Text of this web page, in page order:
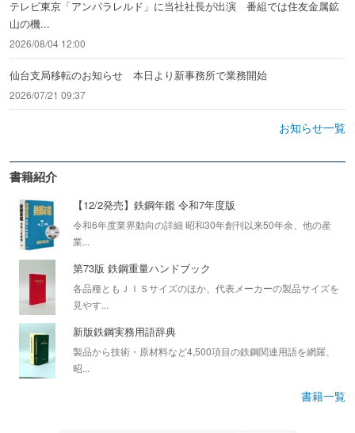
テレビ東京「アンパラレルド」に当社社長が出演 番組では住友金属鉱
山の機...
2026/08/04 12:00
仙台支局移転のお知らせ 本日より新事務所で業務開始
2026/07/21 09:37
お知らせ一覧
書籍紹介
【12/2発売】鉄鋼年鑑 令和7年度版
令和6年度業界動向の詳細 昭和30年創刊以来50年余、他の産
業...
第73版 鉄鋼重量ハンドブック
各品種ともＪＩＳサイズのほか、代表メーカーの製品サイズを
見やす...
新版鉄鋼実務用語辞典
製品から技術・原材料など4,500項目の鉄鋼関連用語を網羅、
昭...
書籍一覧